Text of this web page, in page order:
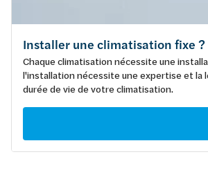
Installer une climatisation fixe
Chaque climatisation nécessite une
l'installation nécessite une expertise et
durée de vie de votre climatisation.